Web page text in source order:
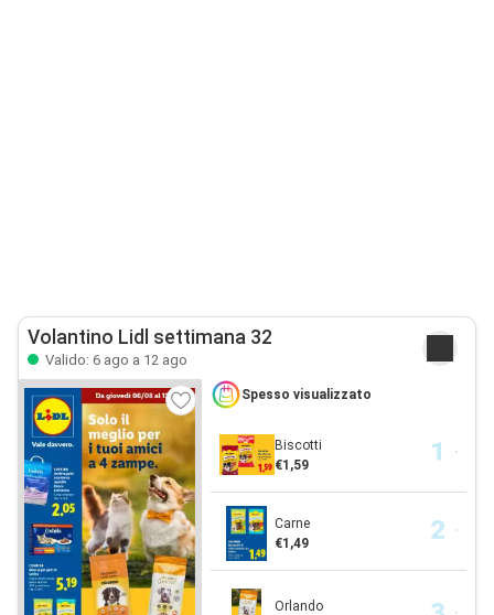
Volantino Lidl settimana 32
Valido: 6 ago a 12 ago
Spesso visualizzato
Biscotti
€1,59
Carne
€1,49
Orlando